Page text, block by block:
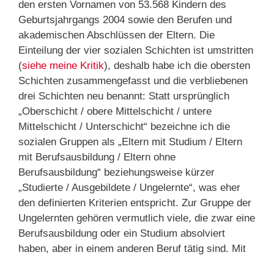
den ersten Vornamen von 53.568 Kindern des
Geburtsjahrgangs 2004 sowie den Berufen und
akademischen Abschlüssen der Eltern. Die
Einteilung der vier sozialen Schichten ist umstritten
(siehe meine Kritik), deshalb habe ich die obersten
Schichten zusammengefasst und die verbliebenen
drei Schichten neu benannt: Statt ursprünglich
„Oberschicht / obere Mittelschicht / untere
Mittelschicht / Unterschicht“ bezeichne ich die
sozialen Gruppen als „Eltern mit Studium / Eltern
mit Berufsausbildung / Eltern ohne
Berufsausbildung“ beziehungsweise kürzer
„Studierte / Ausgebildete / Ungelernte“, was eher
den definierten Kriterien entspricht. Zur Gruppe der
Ungelernten gehören vermutlich viele, die zwar eine
Berufsausbildung oder ein Studium absolviert
haben, aber in einem anderen Beruf tätig sind. Mit